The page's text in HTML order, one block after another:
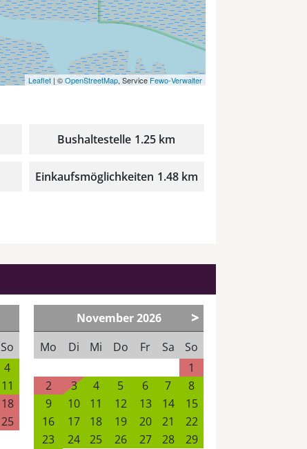
Leaflet| ©OpenStreetMap, ServiceFewo-Verwalter
Bushaltestelle 1.25 km
Einkaufsmöglichkeiten 1.48 km
So
4
11
18
25
November2026
Mo
Di Mi Do Fr Sa
So
1
2
3 4 5 6 7
8
9
10 11 12 13 14
15
16
17 18 19 20 21
22
23
24 25 26 27 28
29
>